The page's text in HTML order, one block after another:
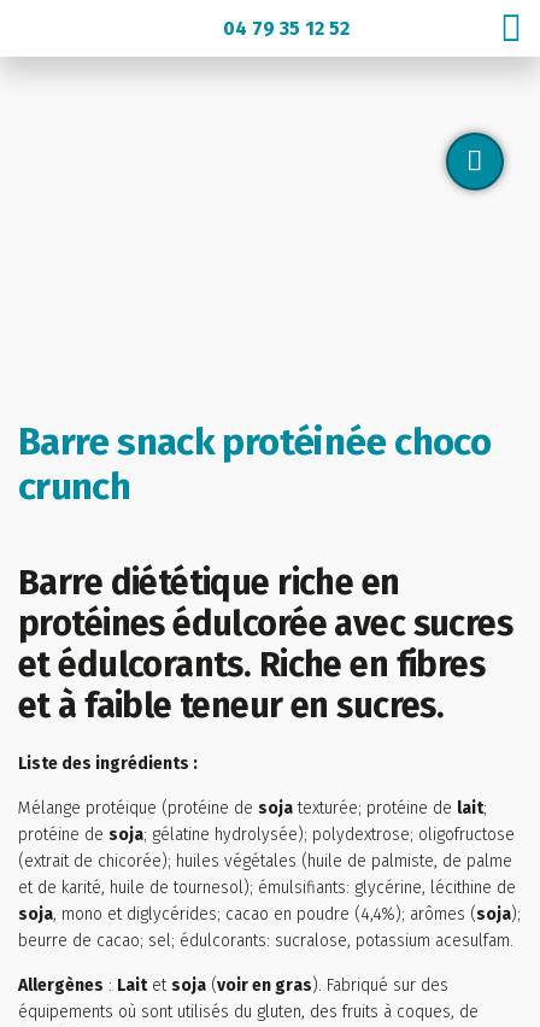
04 79 35 12 52
Barre snack protéinée choco
crunch
Barre diététique riche en
protéines édulcorée avec sucres
et édulcorants. Riche en fibres
et à faible teneur en sucres.
Liste des ingrédients :
Mélange protéique (protéine de sojatexturée; protéine de lait;
protéine de soja; gélatine hydrolysée); polydextrose; oligofructose
(extrait de chicorée); huiles végétales (huile de palmiste, de palme
et de karité, huile de tournesol); émulsifiants: glycérine, lécithine de
soja, mono et diglycérides; cacao en poudre (4,4%); arômes (soja);
beurre de cacao; sel; édulcorants: sucralose, potassium acesulfam.
Allergènes : Laitetsoja (voir en gras). Fabriqué sur des
équipements où sont utilisés du gluten, des fruits à coques, de